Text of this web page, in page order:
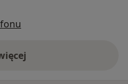
adresie